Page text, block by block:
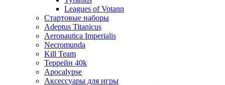
Leagues of Votann
Стартовые наборы
Adeptus Titanicus
Aeronautica Imperialis
Necromunda
Kill Team
Террейн 40k
Apocalypse
Аксессуары для игры